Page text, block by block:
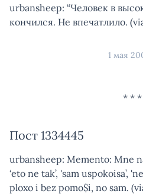
urbansheep: “Человек в
кончился. Не впечатлило.
1 мая
Пост 1334445
urbansheep: Memento: Mne
‘eto ne tak’, 'sam uspokoisa’,
ploxo i bez pomo$i, no sam.